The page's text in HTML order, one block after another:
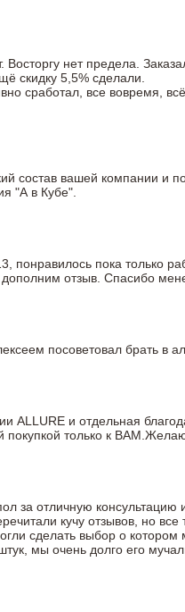
Восторгу нет предела.
скидку 5,5% сделали.
сработал, все вовремя,
состав вашей компании и
"А в Кубе".
понравилось пока только
отзыв. Спасибо
посоветовал брать в
ALLURE и отдельная
покупкой только к
за отличную консультацию
кучу отзывов, но
сделать выбор о
мы очень долго его